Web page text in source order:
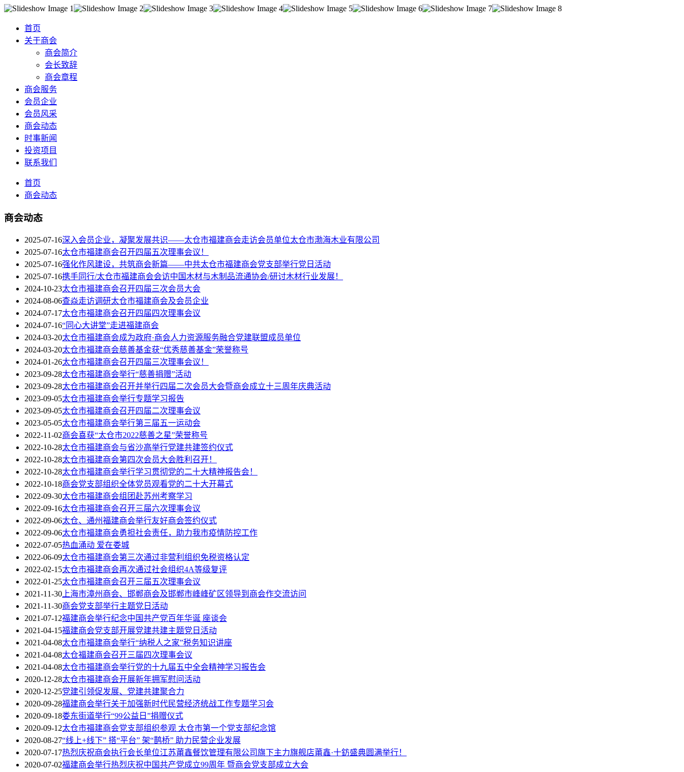
首页
关于商会
商会简介
会长致辞
商会章程
商会服务
会员企业
会员风采
商会动态
时事新闻
投资项目
联系我们
首页
商会动态
商会动态
2025-07-16深入会员企业，凝聚发展共识——太仓市福建商会走访会员单位太仓市渤海木业有限公司
2025-07-16太仓市福建商会召开四届五次理事会议！
2025-07-16强化作风建设，共筑商会新篇——中共太仓市福建商会党支部举行党日活动
2025-07-16携手同行/太仓市福建商会会访中国木材与木制品流通协会/研讨木材行业发展！
2024-10-23太仓市福建商会召开四届三次会员大会
2024-08-06查焱走访调研太仓市福建商会及会员企业
2024-07-17太仓市福建商会召开四届四次理事会议
2024-07-16“同心大讲堂”走进福建商会
2024-03-20太仓市福建商会成为政府·商会人力资源服务融合党建联盟成员单位
2024-03-20太仓市福建商会慈善基金获“优秀慈善基金”荣誉称号
2024-01-26太仓市福建商会召开四届三次理事会议！
2023-09-28太仓市福建商会举行“慈善捐赠”活动
2023-09-28太仓市福建商会召开并举行四届二次会员大会暨商会成立十三周年庆典活动
2023-09-05太仓市福建商会举行专题学习报告
2023-09-05太仓市福建商会召开四届二次理事会议
2023-05-05太仓市福建商会举行第三届五一运动会
2022-11-02商会喜获“太仓市2022慈善之星”荣誉称号
2022-10-28太仓市福建商会与省沙高举行党建共建签约仪式
2022-10-28太仓市福建商会第四次会员大会胜利召开！
2022-10-28太仓市福建商会举行学习贯彻党的二十大精神报告会！
2022-10-18商会党支部组织全体党员观看党的二十大开幕式
2022-09-30太仓市福建商会组团赴苏州考察学习
2022-09-16太仓市福建商会召开三届六次理事会议
2022-09-06太仓、通州福建商会举行友好商会签约仪式
2022-09-06太仓市福建商会勇担社会责任，助力我市疫情防控工作
2022-07-05热血涌动 爱在娄城
2022-06-09太仓市福建商会第三次通过非营利组织免税资格认定
2022-02-15太仓市福建商会再次通过社会组织4A等级复评
2022-01-25太仓市福建商会召开三届五次理事会议
2021-11-30上海市漳州商会、邯郸商会及邯郸市峰峰矿区领导到商会作交流访问
2021-11-30商会党支部举行主题党日活动
2021-07-12福建商会举行纪念中国共产党百年华诞 座谈会
2021-04-15福建商会党支部开展党建共建主题党日活动
2021-04-08太仓市福建商会举行“纳税人之家”税务知识讲座
2021-04-08太仓福建商会召开三届四次理事会议
2021-04-08太仓市福建商会举行党的十九届五中全会精神学习报告会
2020-12-28太仓市福建商会开展新年拥军慰问活动
2020-12-25党建引领促发展、党建共建聚合力
2020-09-28福建商会举行关于加强新时代民营经济统战工作专题学习会
2020-09-18娄东街道举行“99公益日”捐赠仪式
2020-09-12太仓市福建商会党支部组织参观 太仓市第一个党支部纪念馆
2020-08-27“线上+线下” 搭“平台” 架“鹊桥” 助力民营企业发展
2020-07-17热烈庆祝商会执行会长单位江苏莆鑫餐饮管理有限公司旗下主力旗舰店莆鑫·十鈁盛典圆满举行！
2020-07-02福建商会举行热烈庆祝中国共产党成立99周年 暨商会党支部成立大会